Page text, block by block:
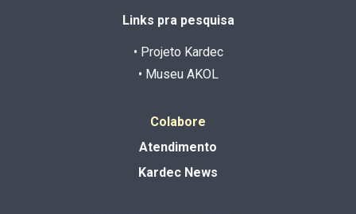
Links pra pesquisa
• Projeto Kardec
• Museu AKOL
Colabore
Atendimento
Kardec News